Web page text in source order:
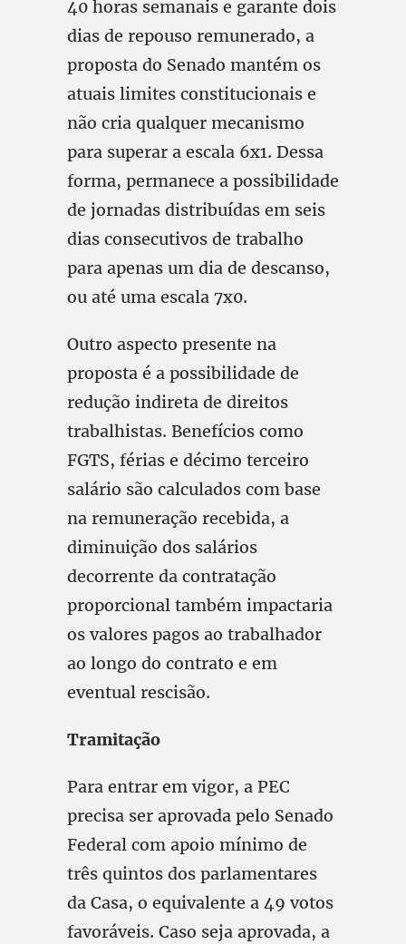
40 horas semanais e garante dois
dias de repouso remunerado, a
proposta do Senado mantém os
atuais limites constitucionais e
não cria qualquer mecanismo
para superar a escala 6x1. Dessa
forma, permanece a possibilidade
de jornadas distribuídas em seis
dias consecutivos de trabalho
para apenas um dia de descanso,
ou até uma escala 7x0.
Outro aspecto presente na
proposta é a possibilidade de
redução indireta de direitos
trabalhistas. Benefícios como
FGTS, férias e décimo terceiro
salário são calculados com base
na remuneração recebida, a
diminuição dos salários
decorrente da contratação
proporcional também impactaria
os valores pagos ao trabalhador
ao longo do contrato e em
eventual rescisão.
Tramitação
Para entrar em vigor, a PEC
precisa ser aprovada pelo Senado
Federal com apoio mínimo de
três quintos dos parlamentares
da Casa, o equivalente a 49 votos
favoráveis. Caso seja aprovada, a